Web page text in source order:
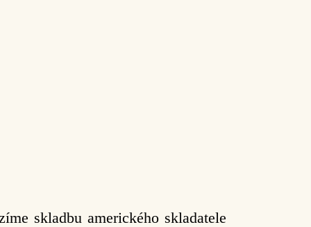
skladbu amerického skladatele